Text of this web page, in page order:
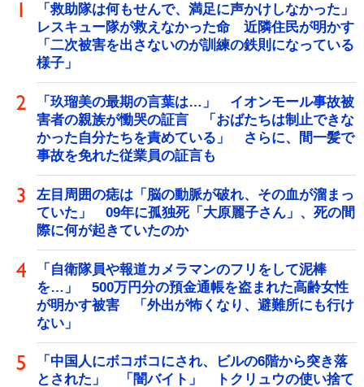
「救助隊は何もせんで、満足に声かけしなかった」
レスキュー隊が救えなかった命 近隣住民が明かす
「二次被害を出さないのが訓練の鉄則になっている
様子」
「玖瑠美の最期の言葉は…」 イオンモール事故被
害者の親族が慟哭の証言 「おばたちは制止できな
かった自分たちを責めている」 さらに、間一髪で
事故を免れた従業員の証言も
左目周囲の痣は「脳の動脈が破れ、その血が溜まっ
ていた」 09年に孤独死「大原麗子さん」、死の間
際に何が起きていたのか
「自衛隊員や報道カメラマンのフリをして泥棒
を…」 500万円分の預金通帳を盗まれた高齢女性
が明かす被害 「外出が怖くなり、避難所にも行け
ない」
「中国人にボコボコにされ、ビルの6階から突き落
とされた」 「闇バイト」 トクリュウの使い捨て